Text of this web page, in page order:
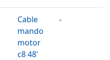
Cable
mando
motor
c8 48'
-